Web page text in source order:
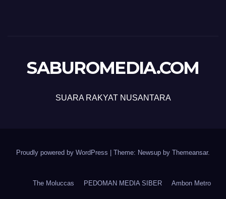
SABUROMEDIA.COM
SUARA RAKYAT NUSANTARA
Proudly powered by WordPress Theme: Newsup by Themeansar.
The Moluccas PEDOMAN MEDIA SIBER Ambon Metro